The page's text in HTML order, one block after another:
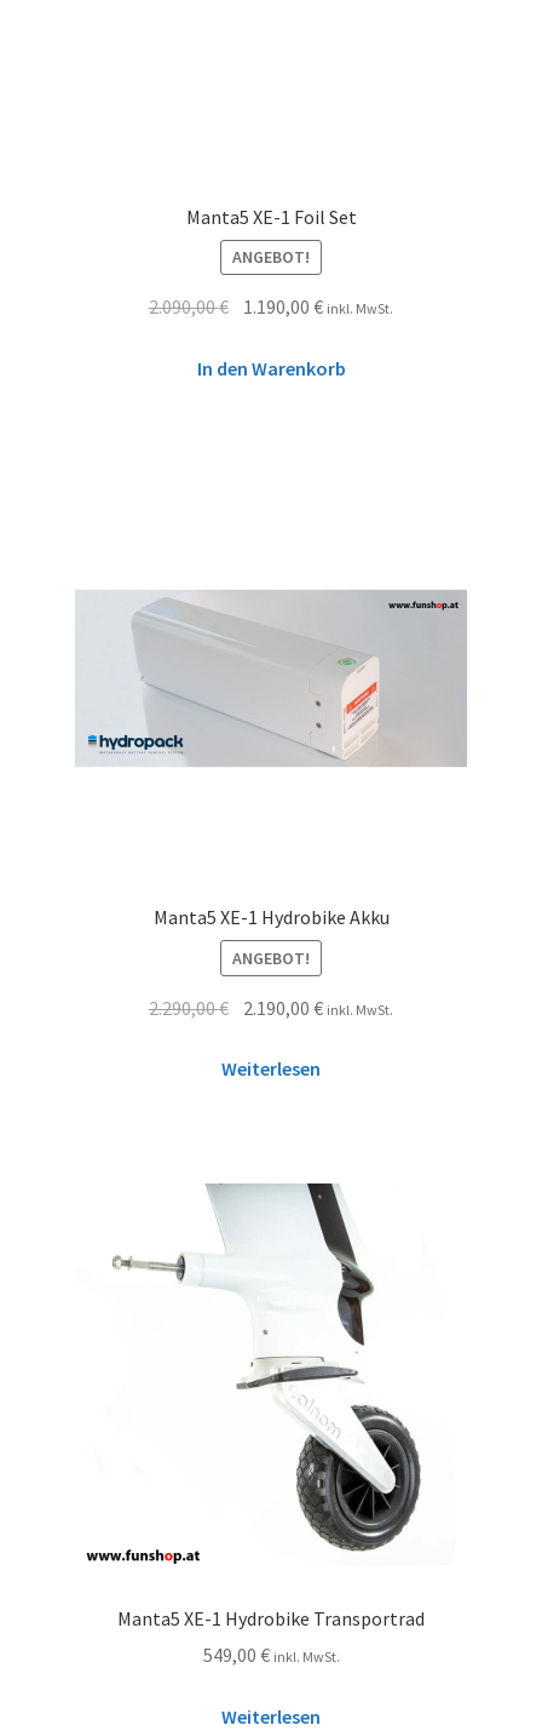
Manta5 XE-1 Foil Set
ANGEBOT!
2.090,00€ 1.190,00€ inkl. MwSt.
In den Warenkorb
Manta5 XE-1 Hydrobike Akku
ANGEBOT!
2.290,00€ 2.190,00€ inkl. MwSt.
Weiterlesen
Manta5 XE-1 Hydrobike Transportrad
549,00 € inkl. MwSt.
Weiterlesen